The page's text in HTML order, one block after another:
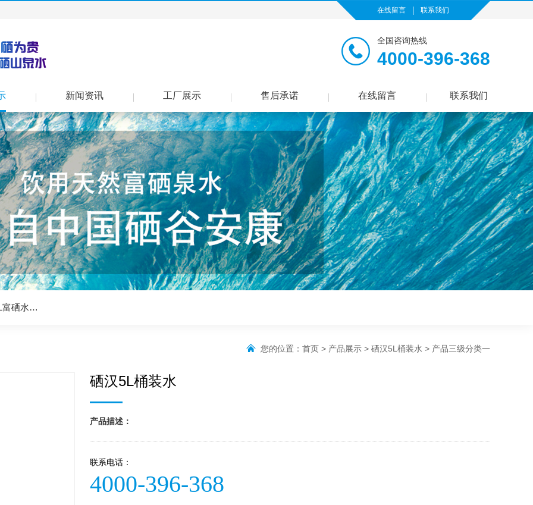
在线留言 联系我们
全国咨询热线
4000-396-368
新闻资讯 工厂展示 售后承诺 在线留言 联系我们
富硒水…
您的位置： 首页 > 产品展示 > 硒汉5L桶装水 > 产品三级分类一
硒汉5L桶装水
产品描述：
联系电话：
4000-396-368